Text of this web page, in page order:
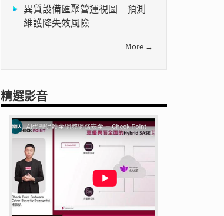
異質設備匯聚營運視圖 預測
維護降失效風險
More →
精選影音